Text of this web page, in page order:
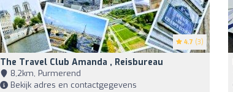
4.7 (3)
The Travel Club Amanda , Reisbureau
8,2km, Purmerend
Bekijk adres en contactgegevens